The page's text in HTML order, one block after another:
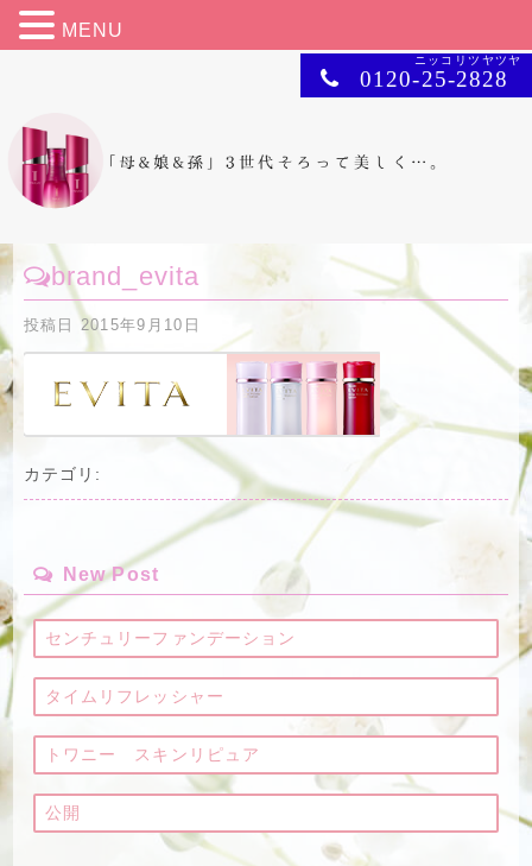
0120-25-2828
ニッコリツヤツヤ
brand_evita
投稿日 2015年9月10日
カテゴリ:
New Post
センチュリーファンデーション
タイムリフレッシャー
トワニー スキンリピュア
公開
MENU